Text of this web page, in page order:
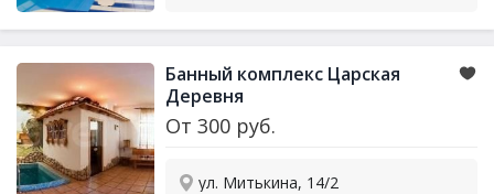
Банный комплекс Царская
Деревня
От300 руб.
ул. Митькина, 14/2